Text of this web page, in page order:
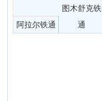
阿拉尔铁通
图木舒克铁
通